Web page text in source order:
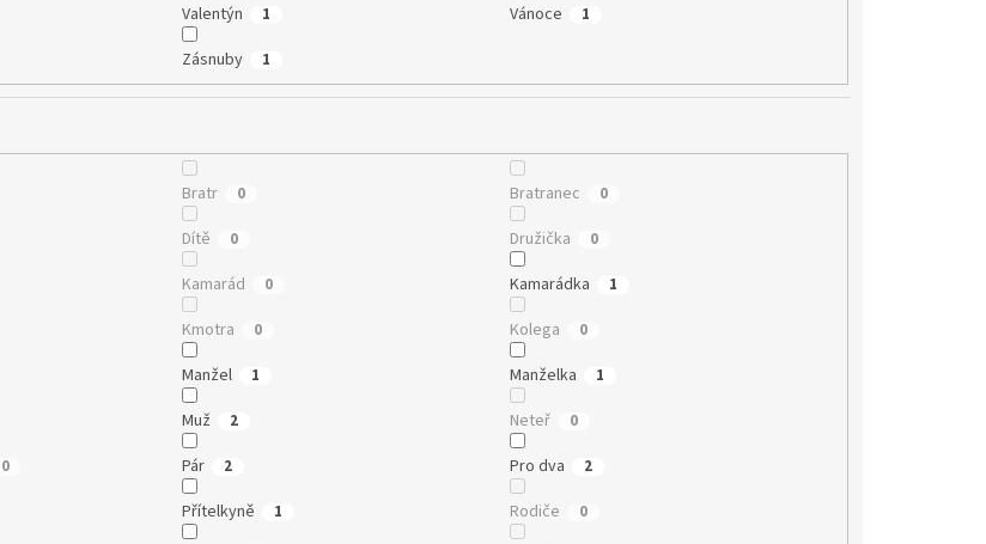
Valentýn 1 Vánoce 1
Zásnuby 1
Bratr 0 Bratranec 0
Dítě 0 Družička 0
Kamarád 0 Kamarádka 1
Kmotra 0 Kolega 0
Manžel 1 Manželka 1
Muž 2 Neteř 0
0 Pár 2 Pro dva 2
Přítelkyně 1 Rodiče 0